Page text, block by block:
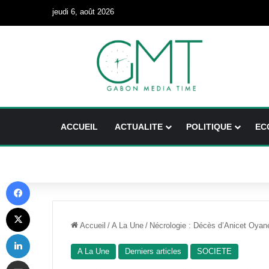
jeudi 6, août 2026
ACCUEIL ACTUALITE POLITIQUE
Accueil / A La Une / Nécrologie : Décès d’Anicet
A La Une Derniers articles SOCIETE